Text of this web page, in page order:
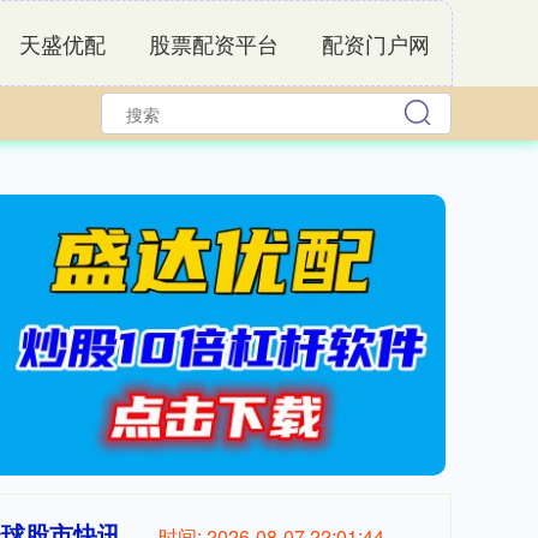
天盛优配 股票配资平台 配资门户网